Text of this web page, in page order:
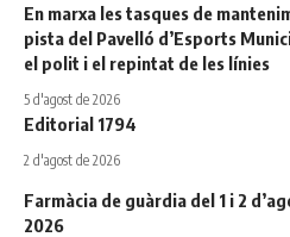
En marxa les tasques de
pista del Pavelló d’Esports
el polit i el repintat de les línies
5 d'agost de 2026
Editorial 1794
2 d'agost de 2026
Farmàcia de guàrdia del 1 i 2
2026